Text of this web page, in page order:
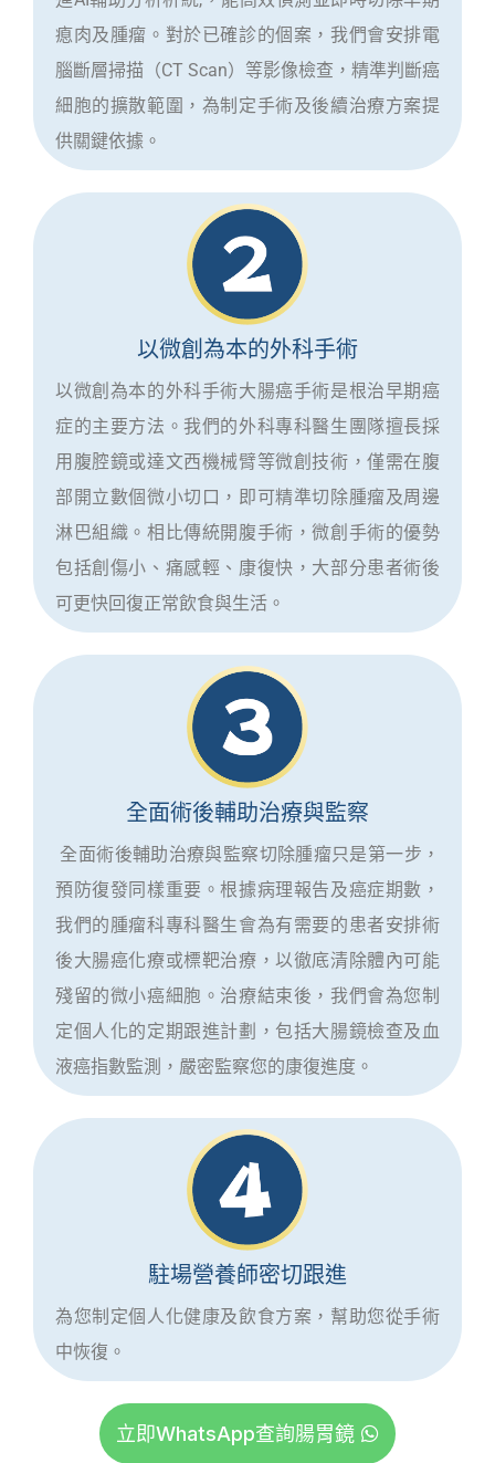
瘜肉及腫瘤。對於已確診的個案，我們會安排電
腦斷層掃描（CT Scan）等影像檢查，精準判斷癌
細胞的擴散範圍，為制定手術及後續治療方案提
供關鍵依據。
以微創為本的外科手術
以微創為本的外科手術大腸癌手術是根治早期癌
症的主要方法。我們的外科專科醫生團隊擅長採
用腹腔鏡或達文西機械臂等微創技術，僅需在腹
部開立數個微小切口，即可精準切除腫瘤及周邊
淋巴組織。相比傳統開腹手術，微創手術的優勢
包括創傷小、痛感輕、康復快，大部分患者術後
可更快回復正常飲食與生活。
全面術後輔助治療與監察
全面術後輔助治療與監察切除腫瘤只是第一步，
預防復發同樣重要。根據病理報告及癌症期數，
我們的腫瘤科專科醫生會為有需要的患者安排術
後大腸癌化療或標靶治療，以徹底清除體內可能
殘留的微小癌細胞。治療結束後，我們會為您制
定個人化的定期跟進計劃，包括大腸鏡檢查及血
液癌指數監測，嚴密監察您的康復進度。
駐場營養師密切跟進
為您制定個人化健康及飲食方案，幫助您從手術
中恢復。
立即WhatsApp查詢腸胃鏡